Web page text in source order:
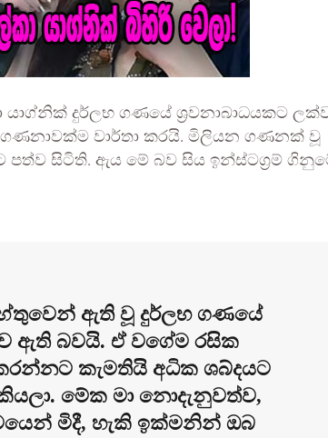
දුර්ලභ ගණයේ ශ්‍රවනාබාධයකට
ගණනාවක්ම වාර්තා කරයි. මිලියන ගණනක් වූ
සිටිති. ඇය මේ බව සිය ඉන්ස්ටග්‍රම්
ඇති වූ දුර්ලභ ගණයේ
ඇති බවයි. ඒ වගේම රසික
කැමතියි අධික ශබ්දයට
මේක මා නොදැනුවත්ව,
මිදී, හැකි ඉක්මනින් ඔබ